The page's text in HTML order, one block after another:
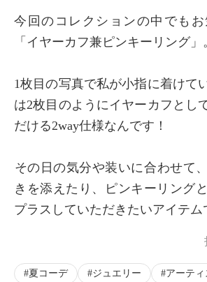
今回のコレクションの中でも
「イヤーカフ兼ピンキーリング」
1枚目の写真で私が小指に着けて
は2枚目のようにイヤーカフとし
だける2way仕様なんです！
その日の気分や装いに合わせて
きを添えたり、ピンキーリング
プラスしていただきたいアイテム
夏コーデ ジュエリー
アーテ